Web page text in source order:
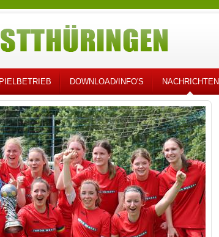
DOWNLOAD/INFO'S NACHRICHTEN